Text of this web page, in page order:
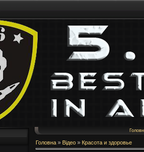
Головна » Відео » Красота и здоровье